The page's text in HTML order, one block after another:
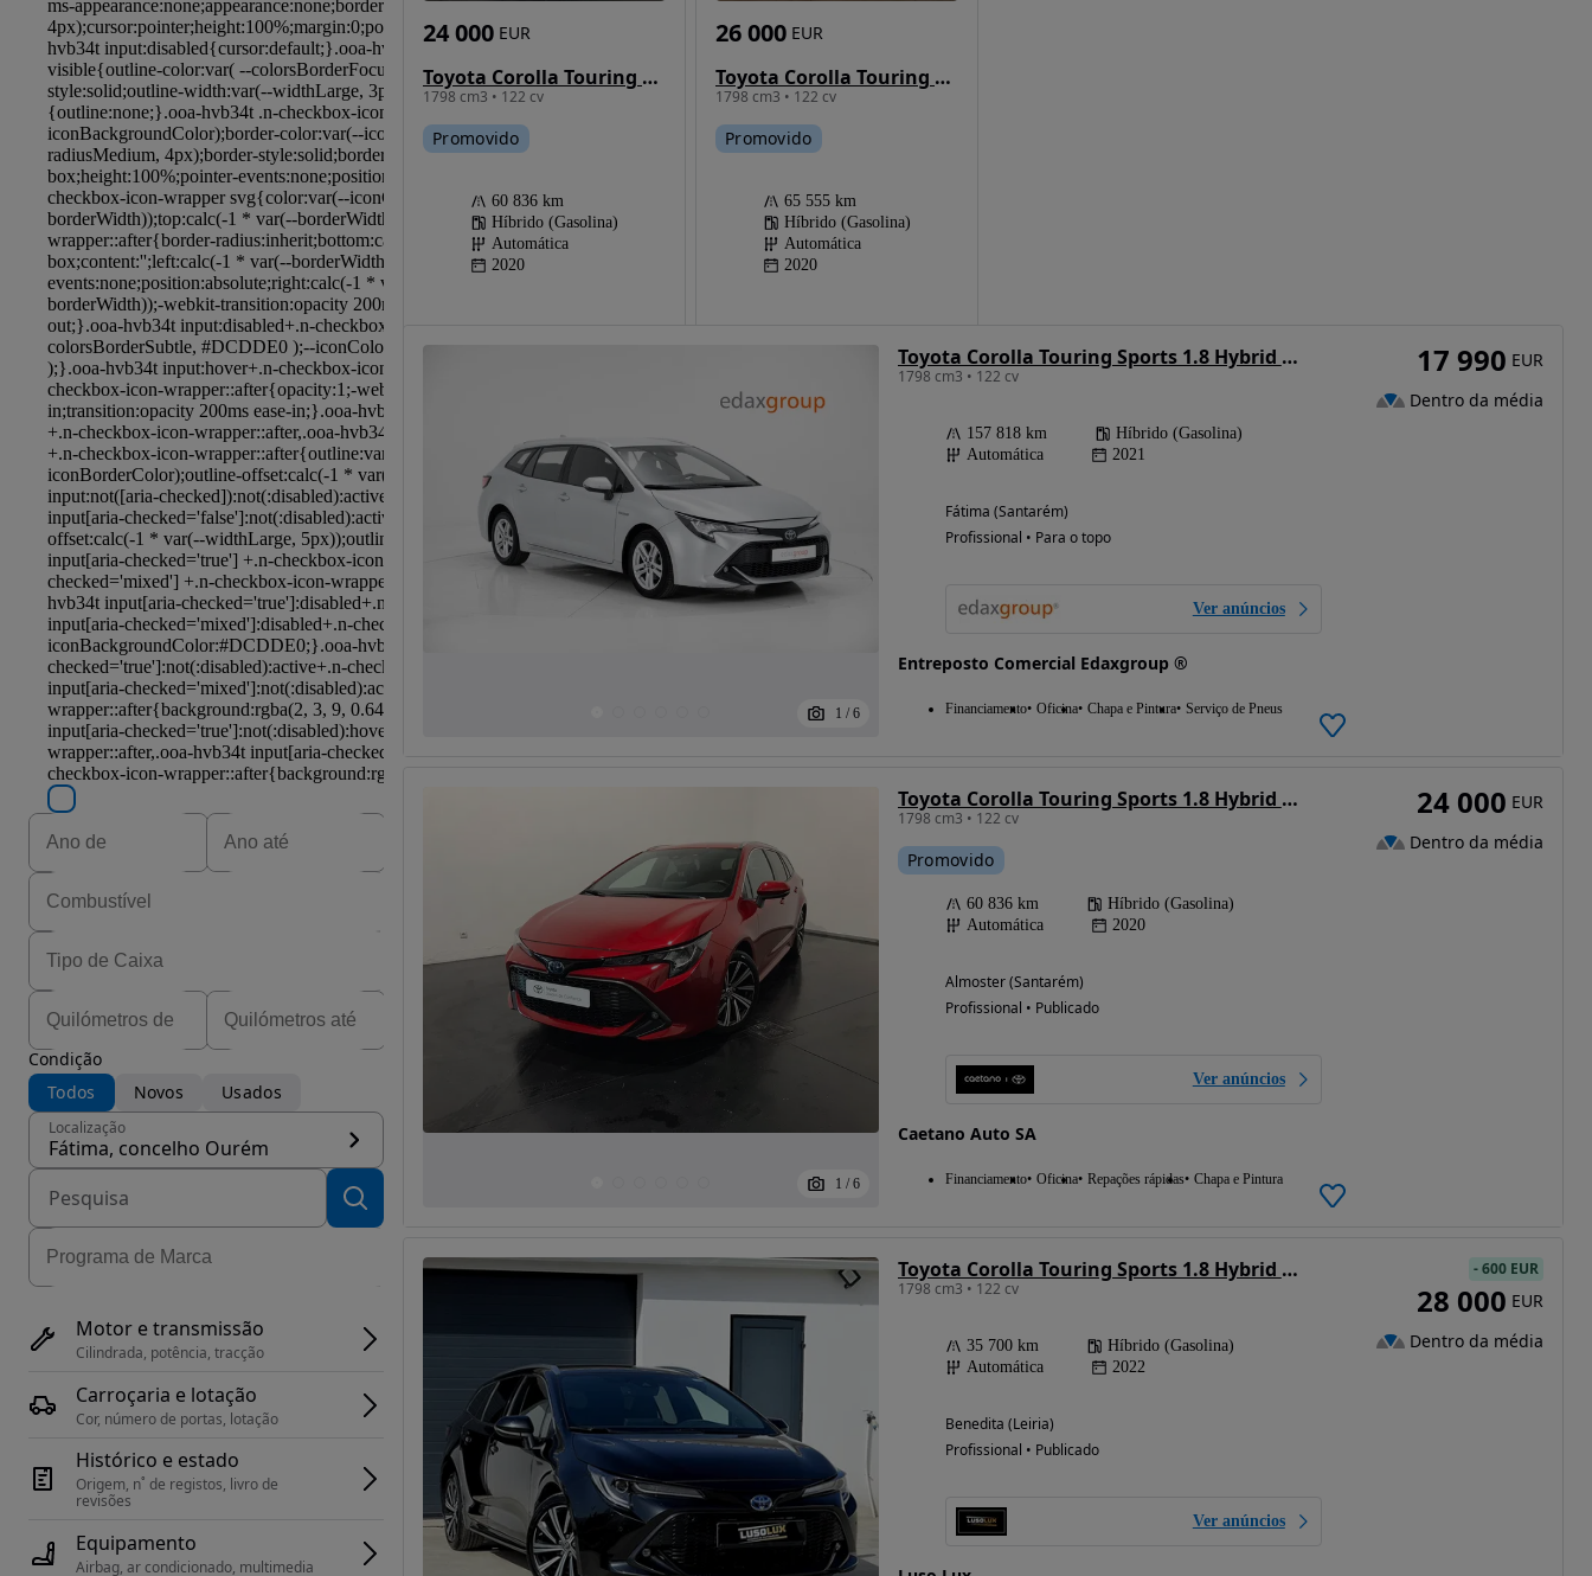
Condição
Todos
Novos Usados
Localização
Fátima, concelho Ourém
Motor e transmissão
Cilindrada, potência, tracção
Carroçaria e lotação
Cor, número de portas, lotação
Histórico e estado
Origem, n˚ de registos, livro de
revisões
Equipamento
Airbag, ar condicionado, multimedia
Toyota Corolla Touring Sports 1.8 Hybrid Comfort+P.Sport
1798 cm3 • 122 cv
24 000 EUR
Promovido
60 836 km
Híbrido (Gasolina)
Automática
2020
Toyota Corolla Touring Sports 1.8 Hybrid Trek
1798 cm3 • 122 cv
26 000 EUR
Promovido
65 555 km
Híbrido (Gasolina)
Automática
2020
1 / 6
Toyota Corolla Touring Sports 1.8 Hybrid Comfort
1798 cm3 • 122 cv
157 818 km
Híbrido (Gasolina)
Automática
2021
Fátima (Santarém)
Profissional • Para o topo
Ver anúncios
Entreposto Comercial Edaxgroup ®
Financiamento Oficina Chapa e Pintura Serviço de Pneus
17 990 EUR
Dentro da média
1 / 6
Toyota Corolla Touring Sports 1.8 Hybrid Comfort+P.Sport
1798 cm3 • 122 cv
Promovido
60 836 km
Híbrido (Gasolina)
Automática
2020
Almoster (Santarém)
Profissional • Publicado
Ver anúncios
Caetano Auto SA
Financiamento Oficina Repações rápidas Chapa e Pintura
24 000 EUR
Dentro da média
Toyota Corolla Touring Sports 1.8 Hybrid Exclusive
1798 cm3 • 122 cv
35 700 km
Híbrido (Gasolina)
Automática
2022
Benedita (Leiria)
Profissional • Publicado
Ver anúncios
-600 EUR
28 000 EUR
Dentro da média